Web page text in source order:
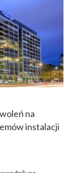
na
instalacji